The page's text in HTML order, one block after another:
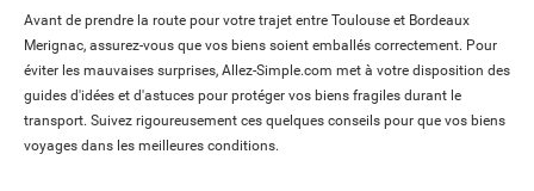
Avant de prendre la route pour votre trajet entre Toulouse et Bordeaux
Merignac, assurez-vous que vos biens soient emballés correctement. Pour
éviter les mauvaises surprises, Allez-Simple.com met à votre disposition des
guides d'idées et d'astuces pour protéger vos biens fragiles durant le
transport. Suivez rigoureusement ces quelques conseils pour que vos biens
voyages dans les meilleures conditions.